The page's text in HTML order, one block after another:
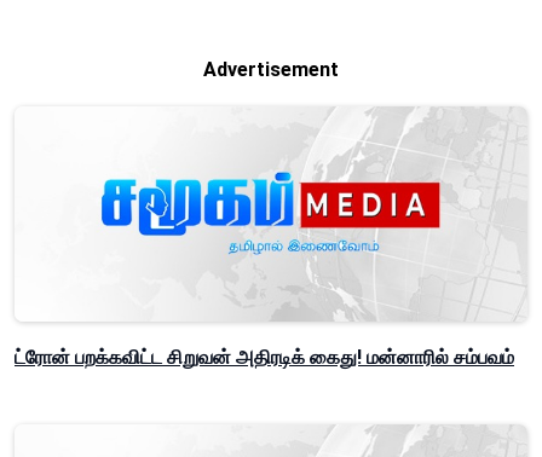
Advertisement
ட்ரோன் பறக்கவிட்ட சிறுவன் அதிரடிக் கைது! மன்னாரில் சம்பவம்